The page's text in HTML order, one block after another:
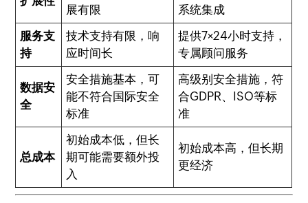
展有限
系统集成
服务支
持
技术支持有限，响
应时间长
提供7×24小时支持，
专属顾问服务
数据安
全
安全措施基本，可
能不符合国际安全
标准
高级别安全措施，符
合GDPR、ISO等标
准
总成本
初始成本低，但长
期可能需要额外投
入
初始成本高，但长期
更经济